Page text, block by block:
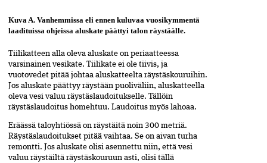
Kuva A. Vanhemmissa eli ennen kuluvaa vuosikymmentä
laadituissa ohjeissa aluskate päättyi talon räystäälle.
Tiilikatteen alla oleva aluskate on periaatteessa
varsinainen vesikate. Tiilikate ei ole tiivis, ja
vuotovedet pitää johtaa aluskatteelta räystäskouruihin.
Jos aluskate päättyy räystään puoliväliin, aluskatteella
oleva vesi valuu räystäslaudoitukselle. Tällöin
räystäslaudoitus homehtuu. Laudoitus myös lahoaa.
Eräässä taloyhtiössä on räystäitä noin 300 metriä.
Räystäslaudoitukset pitää vaihtaa. Se on aivan turha
remontti. Jos aluskate olisi asennettu niin, että vesi
valuu räystäiltä räystäskouruun asti, olisi tällä